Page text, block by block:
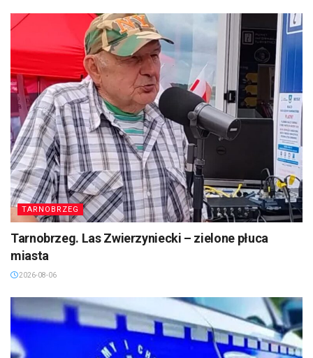
TARNOBRZEG
Tarnobrzeg. Las Zwierzyniecki – zielone płuca
miasta
2026-08-06